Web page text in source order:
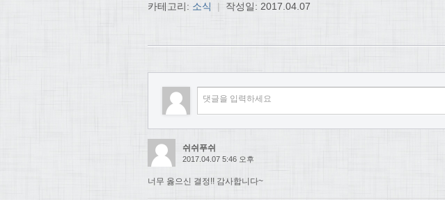
카테고리: 소식 | 작성일: 2017.04.07
쉬쉬푸쉬
2017.04.07 5:46 오후
너무 옳으신 결정!! 감사합니다~